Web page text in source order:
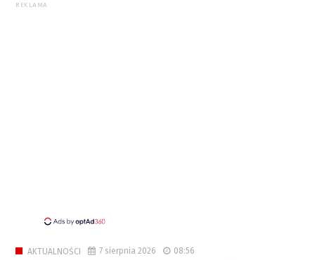
REKLAMA
AKTUALNOŚCI 7 sierpnia 2026 08:56